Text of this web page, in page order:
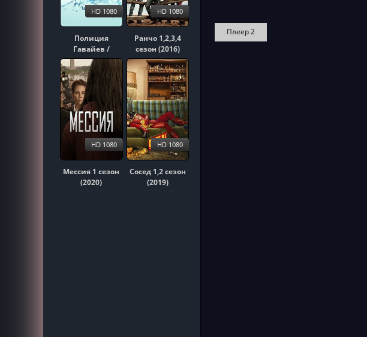
Полиция
Гавайев /
Гавайи 5-0
1,2,3,4,5,6,7,8,9,10
сезон (2010)
HD 1080
Ранчо 1,2,3,4
сезон (2016)
HD 1080
Мессия 1 сезон
(2020)
HD 1080
Сосед 1,2 сезон
(2019)
HD 1080
Плеер 2